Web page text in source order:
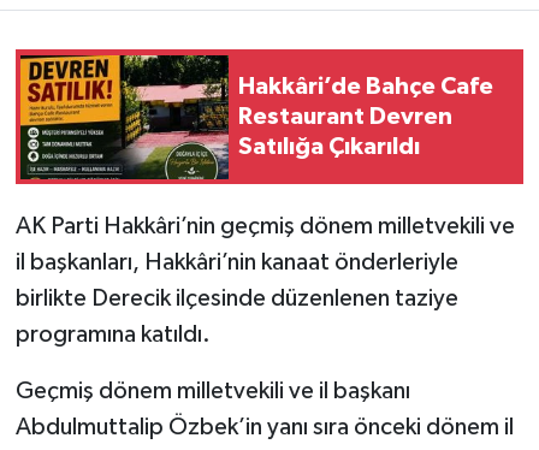
Hakkâri’de Bahçe Cafe
Restaurant Devren
Satılığa Çıkarıldı
AK Parti Hakkâri’nin geçmiş dönem milletvekili ve
il başkanları, Hakkâri’nin kanaat önderleriyle
birlikte Derecik ilçesinde düzenlenen taziye
programına katıldı.
Geçmiş dönem milletvekili ve il başkanı
Abdulmuttalip Özbek’in yanı sıra önceki dönem il
REKLAM
SAĞLIK
SİYASET
TARİH
TEKNOLOJİ